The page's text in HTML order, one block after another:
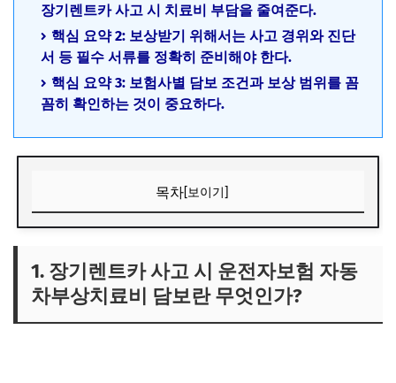
장기렌트카 사고 시 치료비 부담을 줄여준다.
핵심 요약 2: 보상받기 위해서는 사고 경위와 진단
서 등 필수 서류를 정확히 준비해야 한다.
핵심 요약 3: 보험사별 담보 조건과 보상 범위를 꼼
꼼히 확인하는 것이 중요하다.
목차[보이기]
1) 자동차부상치료비 담보의 기본 개념
1. 장기렌트카 사고 시 운전자보험 자동
차부상치료비 담보란 무엇인가?